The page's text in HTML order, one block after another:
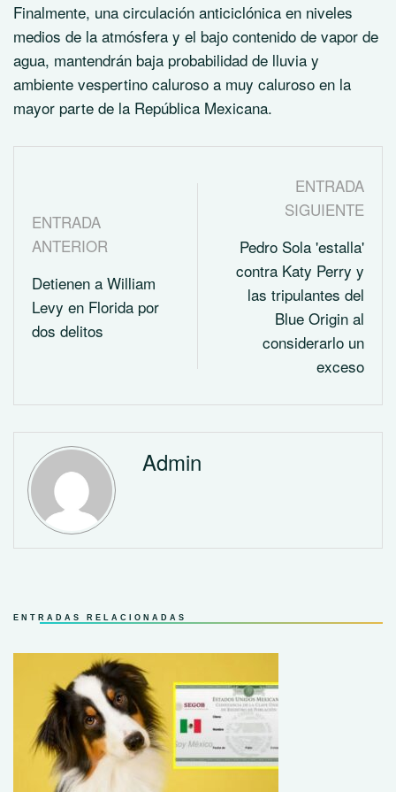
Finalmente, una circulación anticiclónica en niveles
medios de la atmósfera y el bajo contenido de vapor de
agua, mantendrán baja probabilidad de lluvia y
ambiente vespertino caluroso a muy caluroso en la
mayor parte de la República Mexicana.
ENTRADA
ANTERIOR
Detienen a William
Levy en Florida por
dos delitos
ENTRADA
SIGUIENTE
Pedro Sola 'estalla'
contra Katy Perry y
las tripulantes del
Blue Origin al
considerarlo un
exceso
Admin
ENTRADAS RELACIONADAS